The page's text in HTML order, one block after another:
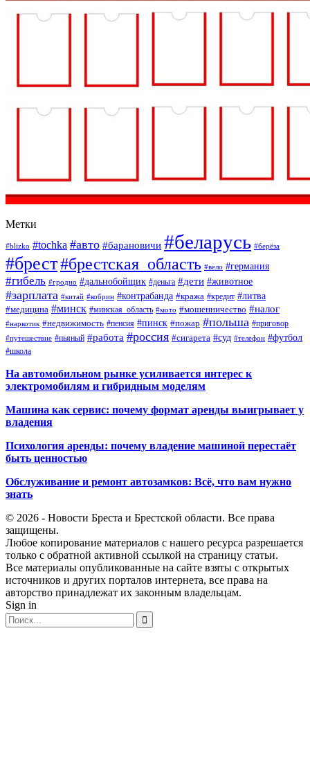
Метки
#blizko #tochka #авто #барановичи #беларусь #берёза
#брест#брестская_область #вело #германия
#гибель #гродно #дальнобойщик #деньга #дети #животное
#зарплата #китай #кобрин #контрабанда #кража #кредит #литва
#медицина #минск #минская_область #мото #мошенничество #налог
#наркотик #недвижимость #пенсия #пинск #пожар #польша #приговор
#путешествие #пьяный #работа #россия #сигарета #суд #телефон #футбол
#школа
На автомобильном рынке усиливается интерес к
электромобилям и гибридным моделям
Машина как сервис: почему формат аренды выигрывает у
владения
Психология аренды: почему владение машиной перестаёт
быть ценностью
Обслуживание и ремонт автозамков: Всё, что вам нужно
знать
© 2026 - Новости Бреста и Брестской области. Все права
защищены.
Любое копирование материалов с нашего ресурса разрешается
только с обратной активной ссылкой на страницу статьи.
Все материалы опубликованные на сайте взяты с открытых
источников и других порталов интернета, все права на
авторство принадлежат их законным владельцам.
Sign in